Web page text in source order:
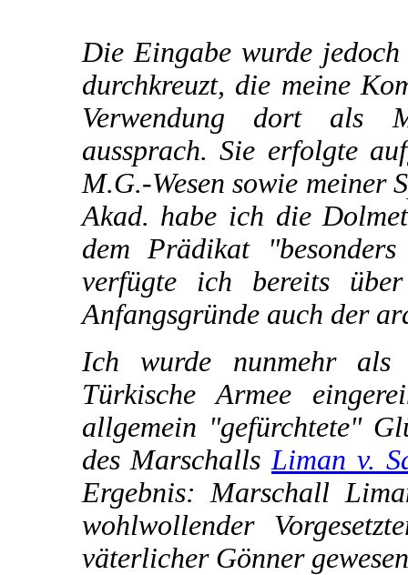
Die Eingabe wurde
durchkreuzt, die meine
Verwendung dort als
aussprach. Sie erfolgte
M.G.-Wesen sowie meiner
Akad. habe ich die
dem Prädikat "besonders
verfügte ich bereits
Anfangsgründe auch der
Ich wurde nunmehr
Türkische Armee
allgemein "gefürchtete"
des Marschalls Liman v.
Ergebnis: Marschall
wohlwollender
väterlicher Gönner